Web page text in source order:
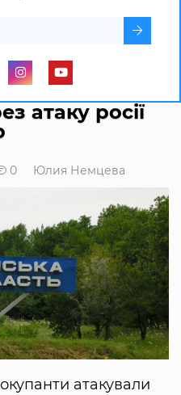
атаку росії
0 Юлия Немцева
атакували